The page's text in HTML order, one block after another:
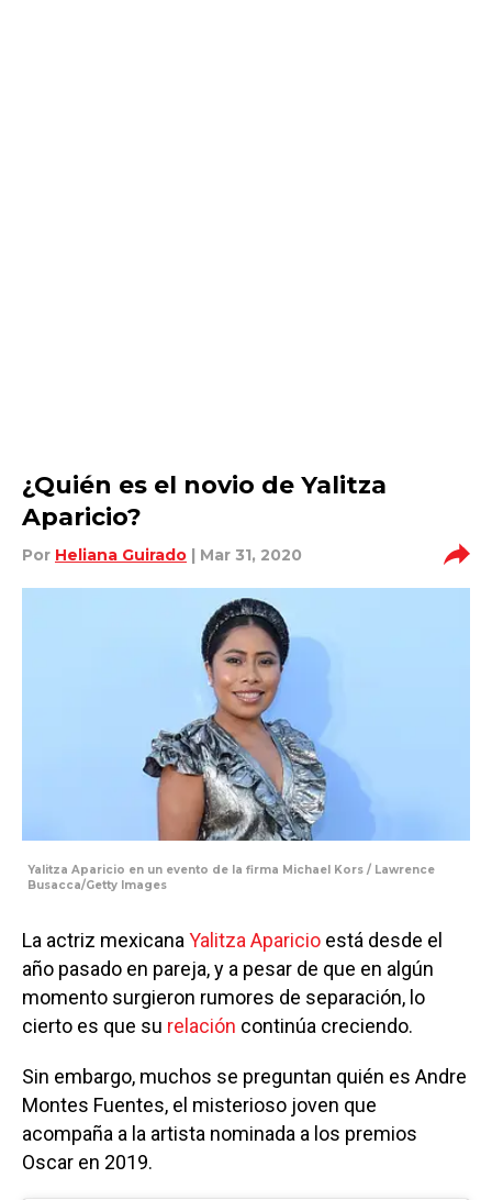
¿Quién es el novio de Yalitza
Aparicio?
Por Heliana Guirado | Mar 31, 2020
Yalitza Aparicio en un evento de la firma Michael Kors / Lawrence
Busacca/Getty Images
La actriz mexicana Yalitza Aparicio está desde el
año pasado en pareja, y a pesar de que en algún
momento surgieron rumores de separación, lo
cierto es que su relación continúa creciendo.
Sin embargo, muchos se preguntan quién es Andre
Montes Fuentes, el misterioso joven que
acompaña a la artista nominada a los premios
Oscar en 2019.